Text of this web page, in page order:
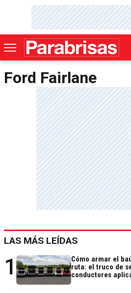
Ford Fairlane
LAS MÁS LEÍDAS
1
Cómo armar el
ruta: el truco de
conductores